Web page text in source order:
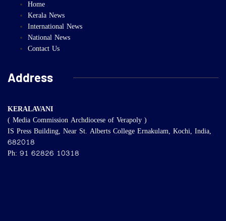
Home
Kerala News
International News
National News
Contact Us
Address
KERALAVANI
( Media Commission Archdiocese of Verapoly )
IS Press Building, Near St. Alberts College Ernakulam, Kochi, India,
682018
Ph: 91 62826 10318